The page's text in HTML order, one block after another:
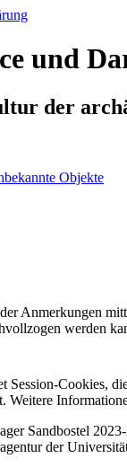
und
der
Objekte
Anmerkungen
werden
Session-Cookies,
Weitere
Sandbostel
der